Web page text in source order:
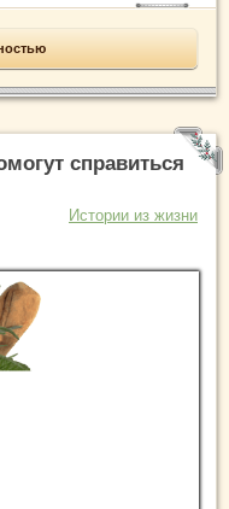
справиться
Истории из жизни